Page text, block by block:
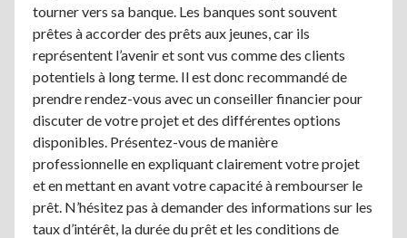
tourner vers sa banque. Les banques sont souvent
prêtes à accorder des prêts aux jeunes, car ils
représentent l’avenir et sont vus comme des clients
potentiels à long terme. Il est donc recommandé de
prendre rendez-vous avec un conseiller financier pour
discuter de votre projet et des différentes options
disponibles. Présentez-vous de manière
professionnelle en expliquant clairement votre projet
et en mettant en avant votre capacité à rembourser le
prêt. N’hésitez pas à demander des informations sur les
taux d’intérêt, la durée du prêt et les conditions de